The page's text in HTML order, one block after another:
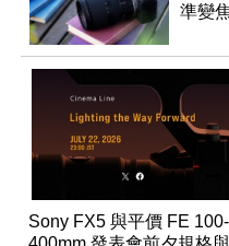
準變
Sony FX5 與平價 FE 100-